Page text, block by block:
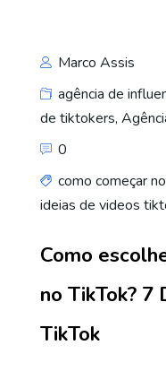
Marco Assis
agência de
de tiktokers,
0
como começar
ideias de videos
Como
no TikTok? 7
TikTok